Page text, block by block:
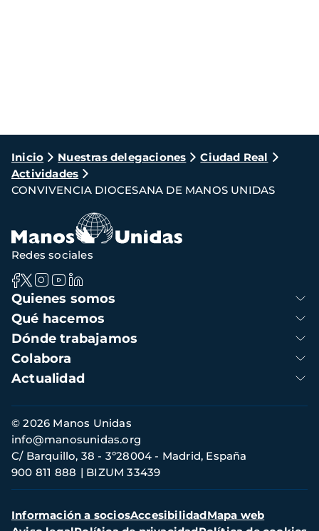
Ruta
de
navegación
Inicio Nuestras delegaciones
Ciudad Real
Actividades
CONVIVENCIA DIOCESANA DE MANOS UNIDAS
Navegación
principal
Quienes somos
Qué hacemos
Dónde trabajamos
Colabora
Actualidad
Redes sociales
Información
de
contacto
© 2026 Manos Unidas
C/ Barquillo, 38 - 3º28004 - Madrid, España
900 811 888
BIZUM 33439
info@manosunidas.org
Menú
secundario
Información a sociosAccesibilidadMapa web